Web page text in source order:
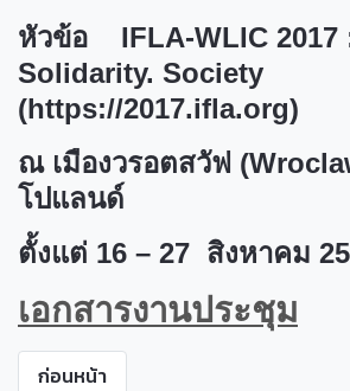
หัวข้อ IFLA-WLIC 2017
Solidarity. Society
(https://2017.ifla.org)
ณ เมืองวรอตสวัฟ
โปแลนด์
ตั้งแต่ 16 – 27 สิงหาคม
เอกสารงานประชุม
ก่อนหน้า